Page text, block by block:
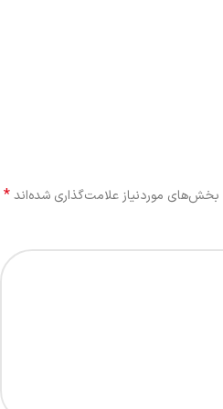
بخش‌های موردنیاز علامت‌گذاری شده‌اند*